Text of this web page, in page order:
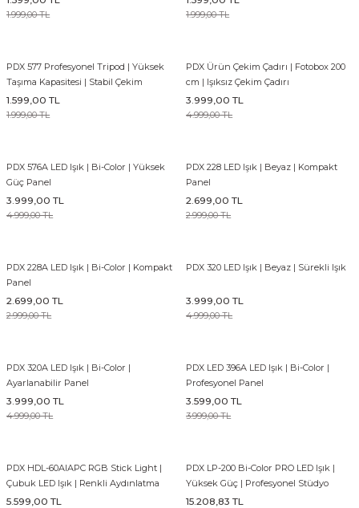
1.999,00 TL 1.999,00 TL
PDX 577 Profesyonel Tripod | Yüksek
Taşıma Kapasitesi | Stabil Çekim
1.599,00 TL
1.999,00 TL
PDX Ürün Çekim Çadırı | Fotobox 200
cm | Işıksız Çekim Çadırı
3.999,00 TL
4.999,00 TL
PDX 576A LED Işık | Bi-Color | Yüksek
Güç Panel
3.999,00 TL
4.999,00 TL
PDX 228 LED Işık | Beyaz | Kompakt
Panel
2.699,00 TL
2.999,00 TL
PDX 228A LED Işık | Bi-Color | Kompakt
Panel
2.699,00 TL
2.999,00 TL
PDX 320 LED Işık | Beyaz | Sürekli Işık
3.999,00 TL
4.999,00 TL
PDX 320A LED Işık | Bi-Color |
Ayarlanabilir Panel
3.999,00 TL
4.999,00 TL
PDX LED 396A LED Işık | Bi-Color |
Profesyonel Panel
3.599,00 TL
3.999,00 TL
PDX HDL-60AIAPC RGB Stick Light |
Çubuk LED Işık | Renkli Aydınlatma
5.599,00 TL
PDX LP-200 Bi-Color PRO LED Işık |
Yüksek Güç | Profesyonel Stüdyo
15.208,83 TL